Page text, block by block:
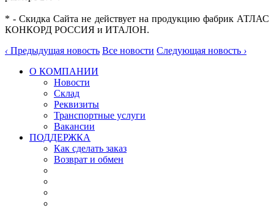
* - Скидка Сайта не действует на продукцию фабрик АТЛАС
КОНКОРД РОССИЯ и ИТАЛОН.
‹ Предыдущая новость Все новости Следующая новость ›
О КОМПАНИИ
Новости
Склад
Реквизиты
Транспортные услуги
Вакансии
ПОДДЕРЖКА
Как сделать заказ
Возврат и обмен